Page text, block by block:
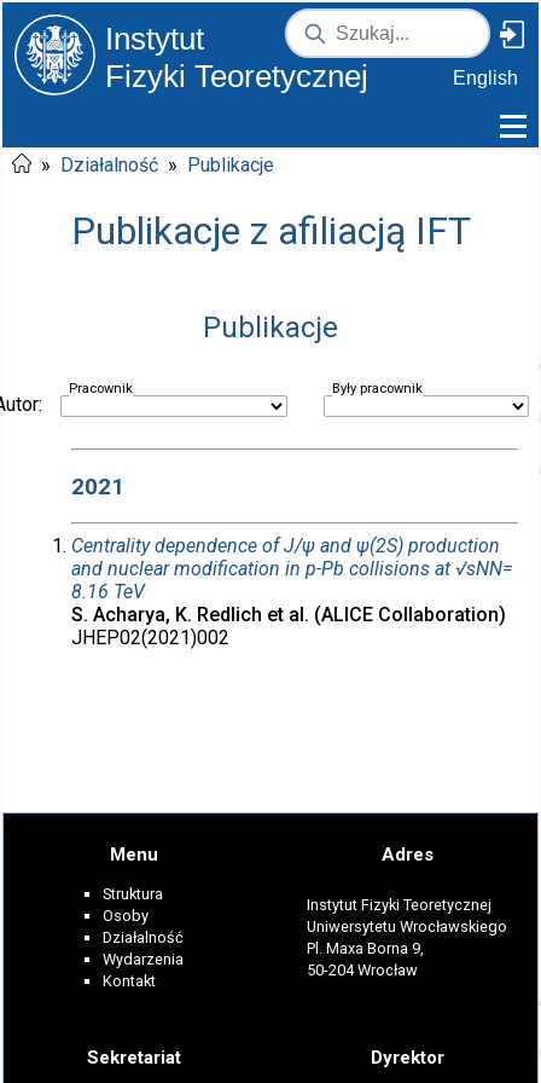
Instytut
Fizyki Teoretycznej
English
» Działalność » Publikacje
Publikacje z afiliacją IFT
Publikacje
Pracownik Były pracownik
2021
Centrality dependence of J/ψ and ψ(2S) production
and nuclear modification in p-Pb collisions at √sNN=
8.16 TeV
S. Acharya, K. Redlich et al. (ALICE Collaboration)
JHEP02(2021)002
Menu
Struktura
Osoby
Działalność
Wydarzenia
Kontakt
Adres
Instytut Fizyki Teoretycznej
Uniwersytetu Wrocławskiego
Pl. Maxa Borna 9,
50-204 Wrocław
Sekretariat Dyrektor